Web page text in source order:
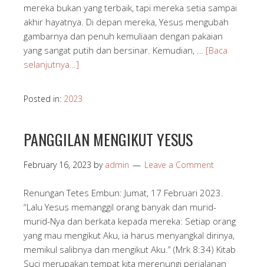
mereka bukan yang terbaik, tapi mereka setia sampai
akhir hayatnya. Di depan mereka, Yesus mengubah
gambarnya dan penuh kemuliaan dengan pakaian
yang sangat putih dan bersinar. Kemudian, … [Baca
selanjutnya…]
Posted in: 2023
PANGGILAN MENGIKUT YESUS
February 16, 2023 by admin Leave a Comment
Renungan Tetes Embun: Jumat, 17 Februari 2023.
“Lalu Yesus memanggil orang banyak dan murid-
murid-Nya dan berkata kepada mereka: Setiap orang
yang mau mengikut Aku, ia harus menyangkal dirinya,
memikul salibnya dan mengikut Aku.” (Mrk 8:34) Kitab
Suci merupakan tempat kita merenungi perjalanan